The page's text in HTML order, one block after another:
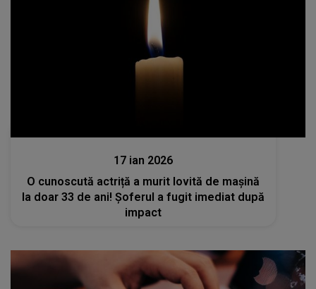
17 ian 2026
O cunoscută actriță a murit lovită de mașină
la doar 33 de ani! Șoferul a fugit imediat după
impact